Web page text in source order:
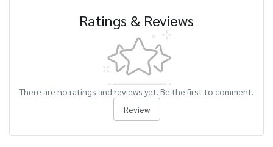
Ratings & Reviews
There are no ratings and reviews yet. Be the first to comment.
Review